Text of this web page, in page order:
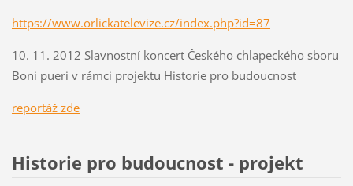
https://www.orlickatelevize.cz/index.php?id=87
10. 11. 2012 Slavnostní koncert Českého chlapeckého sboru
Boni pueri v rámci projektu Historie pro budoucnost
reportáž zde
Historie pro budoucnost - projekt